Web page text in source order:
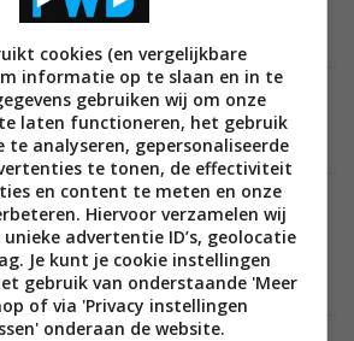
na eigen processor nu ook eigen
NOVEMBER 2015
onthult de 64-bit Exynos 8 Octa 8890-
NOVEMBER 2015
presenteert bloedsnelle Snapdragon
cookies (en vergelijkbare
informatie op te slaan en in te
gebruiken wij om onze
laten functioneren, het gebruik
te analyseren, gepersonaliseerde
te tonen, de effectiviteit
en content te meten en onze
Hiervoor verzamelen wij
unieke advertentie ID’s, geolocatie
Je kunt je cookie instellingen
gebruik van onderstaande 'Meer
of via 'Privacy instellingen
onderaan de website.